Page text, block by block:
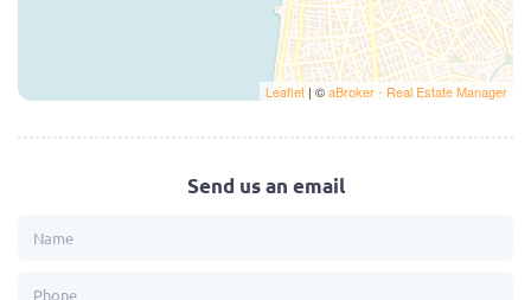
Leaflet | ©aBroker - Real Estate Manager
Send us an email